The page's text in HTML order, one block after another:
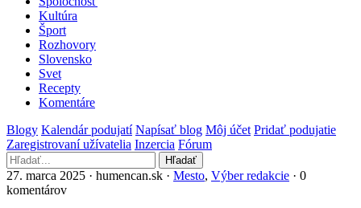
Kultúra
Šport
Rozhovory
Slovensko
Svet
Recepty
Komentáre
Blogy Kalendár podujatí Napísať blog Môj účet Pridať podujatie
Zaregistrovaní užívatelia Inzercia Fórum
Hľadať
27. marca 2025 · humencan.sk · Mesto, Výber redakcie · 0
komentárov